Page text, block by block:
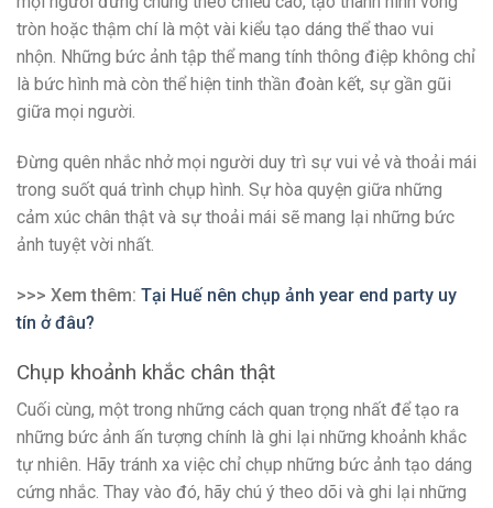
tròn hoặc thậm chí là một vài kiểu tạo dáng thể thao vui
nhộn. Những bức ảnh tập thể mang tính thông điệp không chỉ
là bức hình mà còn thể hiện tinh thần đoàn kết, sự gần gũi
giữa mọi người.
Đừng quên nhắc nhở mọi người duy trì sự vui vẻ và thoải mái
trong suốt quá trình chụp hình. Sự hòa quyện giữa những
cảm xúc chân thật và sự thoải mái sẽ mang lại những bức
ảnh tuyệt vời nhất.
>>> Xem thêm: Tại Huế nên chụp ảnh year end party uy
tín ở đâu?
Chụp khoảnh khắc chân thật
Cuối cùng, một trong những cách quan trọng nhất để tạo ra
những bức ảnh ấn tượng chính là ghi lại những khoảnh khắc
tự nhiên. Hãy tránh xa việc chỉ chụp những bức ảnh tạo dáng
cứng nhắc. Thay vào đó, hãy chú ý theo dõi và ghi lại những